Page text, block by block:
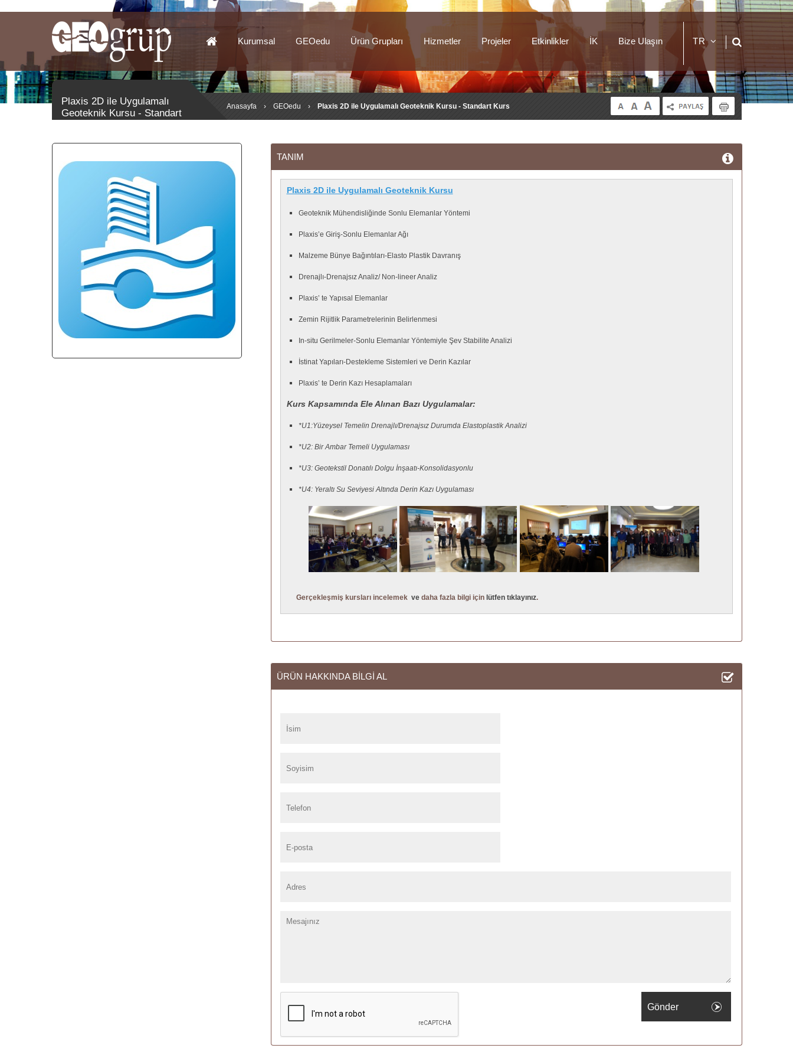
TR
EN
Kurumsal GEOedu Ürün Grupları Hizmetler Projeler Etkinlikler İK Bize Ulaşın
Plaxis 2D ile Uygulamalı
Geoteknik Kursu - Standart
Anasayfa › GEOedu › Plaxis 2D ile Uygulamalı Geoteknik Kursu - Standart Kurs
TANIM
Plaxis 2D ile Uygulamalı Geoteknik Kursu
Geoteknik Mühendisliğinde Sonlu Elemanlar Yöntemi
Plaxis’e Giriş-Sonlu Elemanlar Ağı
Malzeme Bünye Bağıntıları-Elasto Plastik Davranış
Drenajlı-Drenajsız Analiz/ Non-lineer Analiz
Plaxis’ te Yapısal Elemanlar
Zemin Rijitlik Parametrelerinin Belirlenmesi
In-situ Gerilmeler-Sonlu Elemanlar Yöntemiyle Şev Stabilite Analizi
İstinat Yapıları-Destekleme Sistemleri ve Derin Kazılar
Plaxis’ te Derin Kazı Hesaplamaları
Kurs Kapsamında Ele Alınan Bazı Uygulamalar:
*U1:Yüzeysel Temelin Drenajlı/Drenajsız Durumda Elastoplastik Analizi
*U2: Bir Ambar Temeli Uygulaması
*U3: Geotekstil Donatılı Dolgu İnşaatı-Konsolidasyonlu
*U4: Yeraltı Su Seviyesi Altında Derin Kazı Uygulaması
Gerçekleşmiş kursları incelemek ve daha fazla bilgi içinlütfen tıklayınız.
ÜRÜN HAKKINDA BİLGİ AL